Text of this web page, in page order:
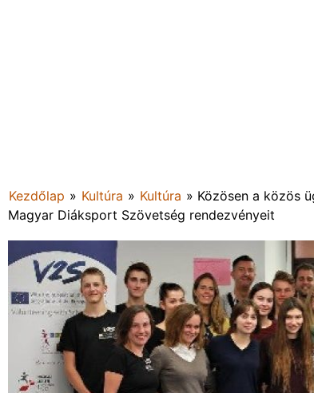
Kezdőlap » Kultúra » Kultúra » Közösen a közös
Magyar Diáksport Szövetség rendezvényeit